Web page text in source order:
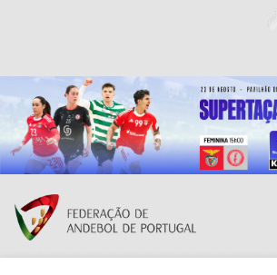
Resultados Andebol
Federação de Andebol de Portugal
Grátis - Disponivel na Play Store